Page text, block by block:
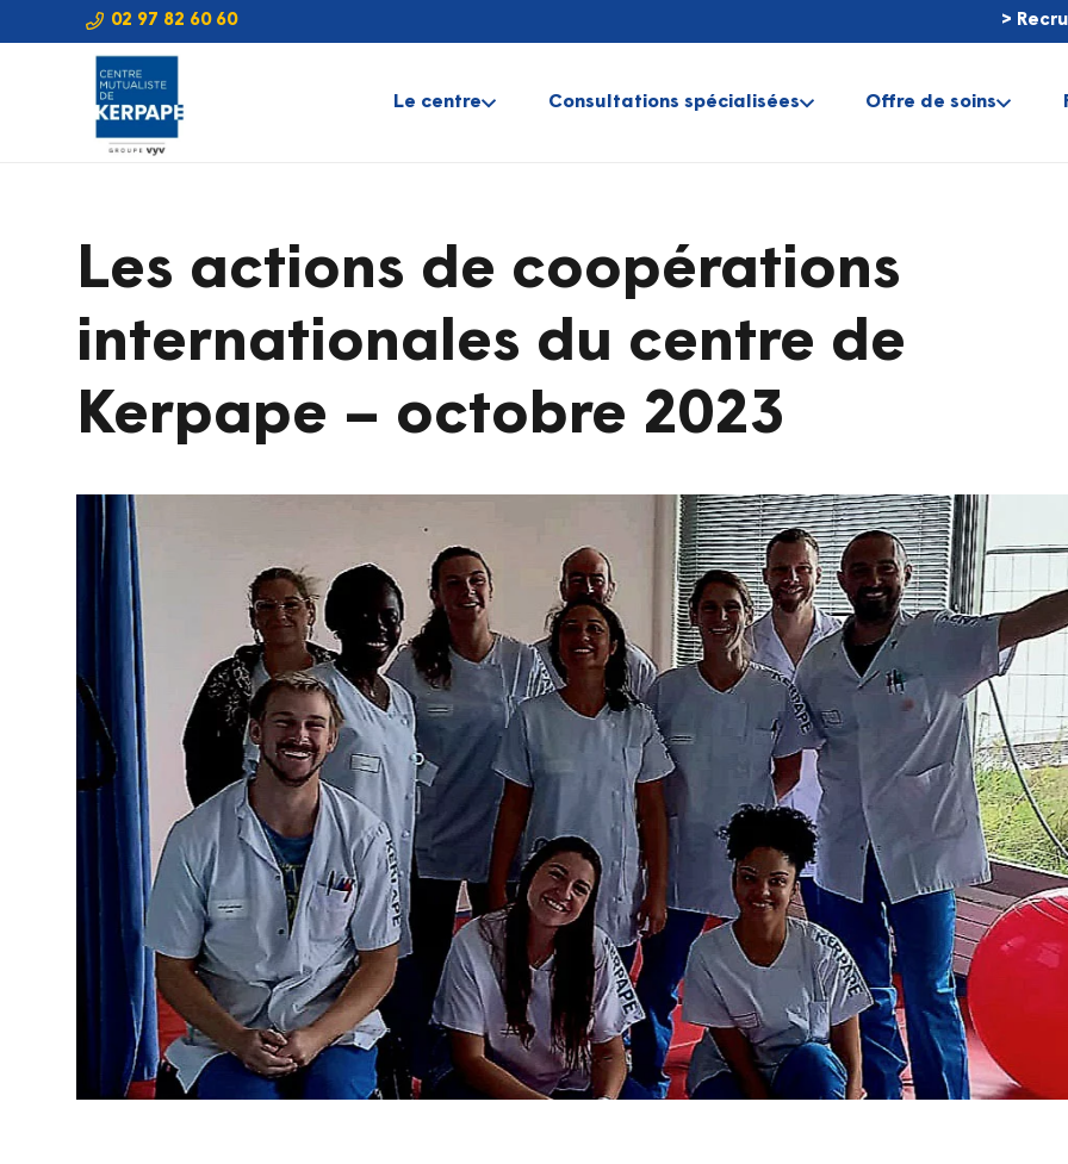
02 97 82 60 60 >
Le centre Consultations spécialisées Offre de soins
Les actions de coopérations
internationales du centre de
Kerpape – octobre 2023